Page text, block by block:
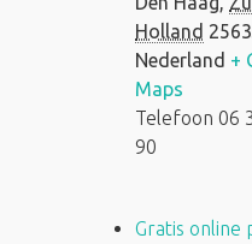
Holland
Nederland +
Maps
Telefoon 06
90
Gratis online